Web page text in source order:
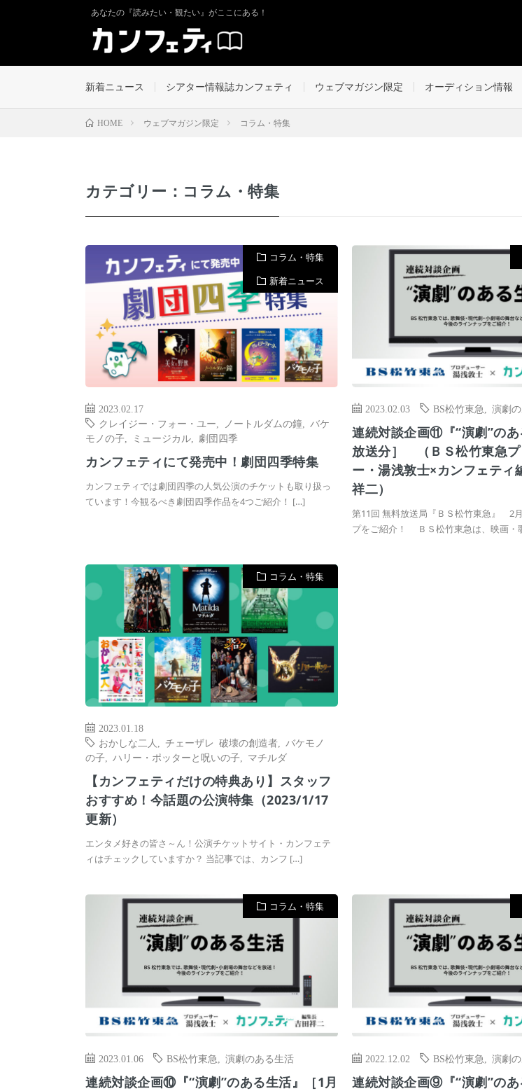
あなたの『読みたい・観たい』がここにある！
新着ニュース シアター情報誌カンフェティ ウェブマガジン限定 オーディション情報
HOME ウェブマガジン限定 コラム・特集
カテゴリー：コラム・特集
コラム・特集
新着ニュース
2023.02.17
クレイジー・フォー・ユー
ノートルダムの鐘
バケ
モノの子
ミュージカル 劇団四季
カンフェティにて発売中！劇団四季特集
カンフェティでは劇団四季の人気公演のチケットも取り扱っ
ています！今観るべき劇団四季作品を4つご紹介！ […]
2023.02.03 BS松竹東急 ,演劇
連続対談企画⑪『“演劇”のあ
放送分］ （ＢＳ松竹東急
ー・湯浅敦士×カンフェティ
祥二）
第11回 無料放送局『ＢＳ松竹東急』 2
プをご紹介！ ＢＳ松竹東急は、映画・
コラム・特集
2023.01.18
おかしな二人
チェーザレ 破壊の創造者
バケモノ
の子
ハリー・ポッターと呪いの子 マチルダ
【カンフェティだけの特典あり】スタッフ
おすすめ！今話題の公演特集（2023/1/17
更新）
エンタメ好きの皆さ～ん！公演チケットサイト・カンフェテ
ィはチェックしていますか？ 当記事では、カンフ […]
コラム・特集
2023.01.06 BS松竹東急 演劇のある生活
連続対談企画⑩『“演劇”のある生活』［1月
2022.12.02 BS松竹東急 ,演劇
連続対談企画⑨『“演劇”のあ